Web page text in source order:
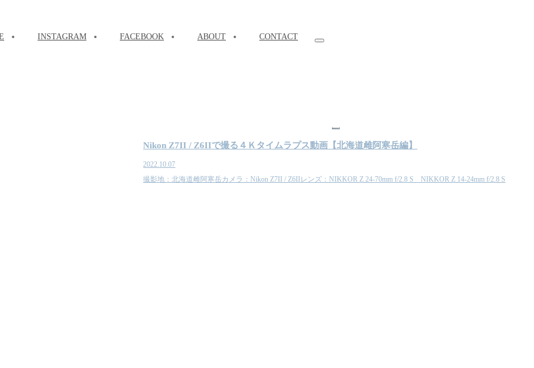
INSTAGRAM FACEBOOK ABOUT CONTACT
Nikon Z7II / Z6IIで撮る４Ｋタイムラプス動画【北海道雌阿寒岳編】
2022.10.07
撮影地：北海道雌阿寒岳カメラ：Nikon Z7II / Z6IIレンズ：NIKKOR Z 24-70mm f/2.8 S NIKKOR Z 14-24mm f/2.8 S